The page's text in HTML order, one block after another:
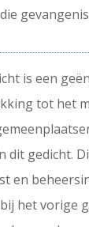
gevangenis
is een
tot het
dit gedicht.
en
het vorige